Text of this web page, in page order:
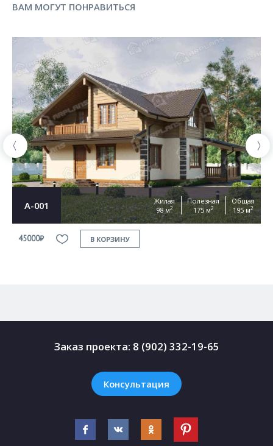
ВАМ МОГУТ ПОНРАВИТЬСЯ
А-001
Жилая
98 м2
Полезная
175 м2
Общая
195 м2
45000₽ В КОРЗИНУ
Заказ проекта: 8 (902) 332-19-65
Консультация